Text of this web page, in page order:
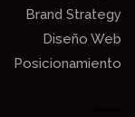
Brand Strategy
Diseño Web
Posicionamiento